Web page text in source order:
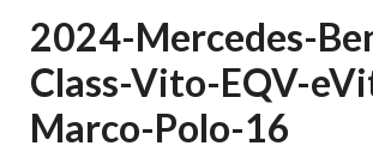
2024-Mercedes-
Class-Vito-EQV-
Marco-Polo-16